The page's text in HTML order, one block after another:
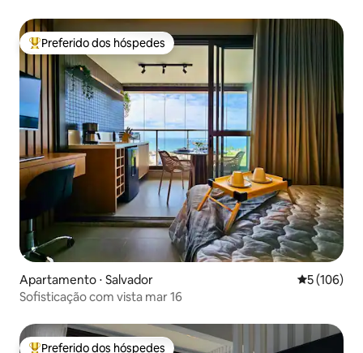
Entre os melhores preferidos dos hóspedes
Preferido dos hóspedes
Apartamento ⋅ Salvador 5 de uma
5 (106)
Sofisticação com vista mar 16
Preferido dos hóspedes